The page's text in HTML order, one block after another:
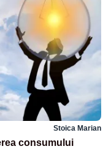
Stoica Marian
consumului